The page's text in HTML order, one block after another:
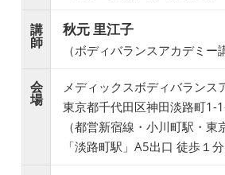
講
師
秋元 里江子
（ボディバランスアカデミー
会
場
メディックスボディバランス
東京都千代田区神田淡路町
（都営新宿線・小川町駅・東
「淡路町駅」A5出口 徒歩１分